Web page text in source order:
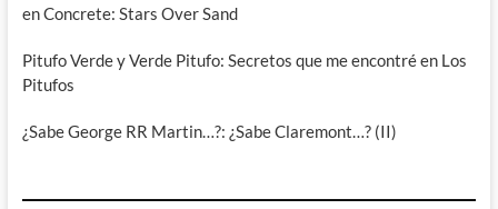
en Concrete: Stars Over Sand
Pitufo Verde y Verde Pitufo: Secretos que me encontré en Los
Pitufos
¿Sabe George RR Martin…?: ¿Sabe Claremont…? (II)